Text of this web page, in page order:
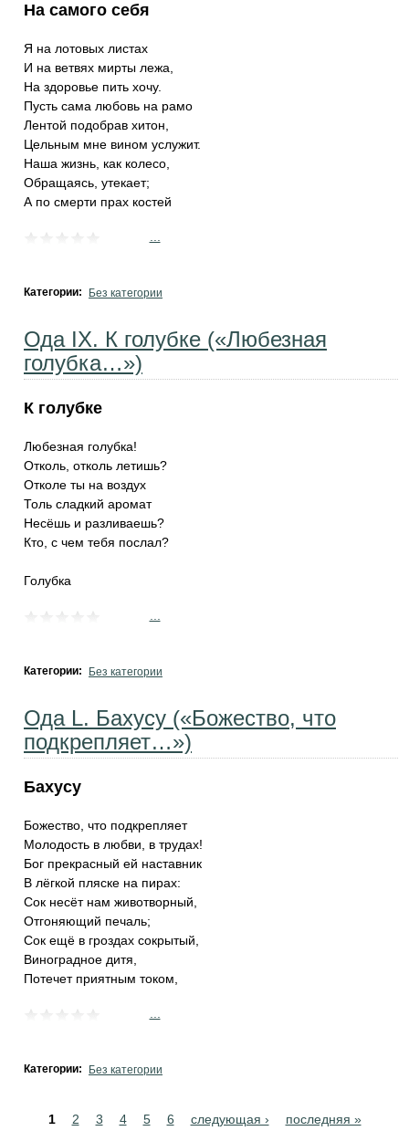
На самого себя
Я на лотовых листах
И на ветвях мирты лежа,
На здоровье пить хочу.
Пусть сама любовь на рамо
Лентой подобрав хитон,
Цельным мне вином услужит.
Наша жизнь, как колесо,
Обращаясь, утекает;
А по смерти прах костей
Категории: Без категории
Ода IX. К голубке («Любезная
голубка…»)
К голубке
Любезная голубка!
Отколь, отколь летишь?
Отколе ты на воздух
Толь сладкий аромат
Несёшь и разливаешь?
Кто, с чем тебя послал?
Голубка
Категории: Без категории
Ода L. Бахусу («Божество, что
подкрепляет…»)
Бахусу
Божество, что подкрепляет
Молодость в любви, в трудах!
Бог прекрасный ей наставник
В лёгкой пляске на пирах:
Сок несёт нам животворный,
Отгоняющий печаль;
Сок ещё в гроздах сокрытый,
Виноградное дитя,
Потечет приятным током,
Категории: Без категории
Pages
1 2 3 4 5 6 следующая › последняя »